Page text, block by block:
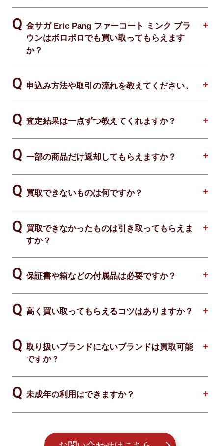
金サガ Eric Pang ファーコート ミンク ブラ
ウンはボロボロでも買い取ってもらえます
か？
申込み方法や取引の流れを教えてください。
査定結果は一点ずつ教えてくれますか？
一部の商品だけ返却してもらえますか？
買取できないものは何ですか？
買取できなかったものは引き取ってもらえま
すか？
保証書や箱などの付属品は必要ですか？
高く買い取ってもらえるコツはありますか？
取り扱いブランドにないブランドは買取可能
ですか？
未成年の利用はできますか？